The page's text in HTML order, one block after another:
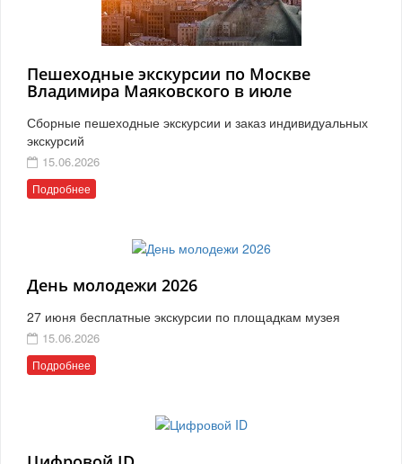
Пешеходные экскурсии по Москве
Владимира Маяковского в июле
Сборные пешеходные экскурсии и заказ индивидуальных
экскурсий
15.06.2026
Подробнее
День молодежи 2026
27 июня бесплатные экскурсии по площадкам музея
15.06.2026
Подробнее